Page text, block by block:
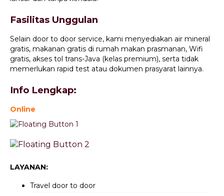
Fasilitas Unggulan
Selain door to door service, kami menyediakan air mineral
gratis, makanan gratis di rumah makan prasmanan, Wifi
gratis, akses tol trans-Java (kelas premium), serta tidak
memerlukan rapid test atau dokumen prasyarat lainnya.
Info Lengkap:
Online
LAYANAN:
Travel door to door